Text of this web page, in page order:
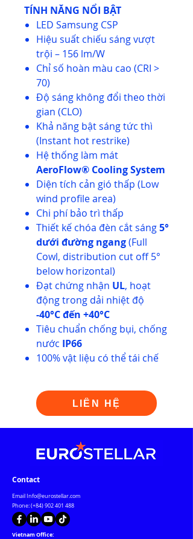
TÍNH NĂNG NỔI BẬT
LED Samsung CSP
Hiệu suất chiếu sáng vượt
trội – 156 lm/W
Chỉ số hoàn màu cao (CRI >
70)
Độ sáng không đổi theo thời
gian (CLO)
Khả năng bật sáng tức thì
(Instant hot restrike)
Hệ thống làm mát
AeroFlow® Cooling System
Diện tích cản gió thấp (Low
wind profile area)
Chi phí bảo trì thấp
Thiết kế chóa đèn cắt sáng5°
dưới đường ngang(Full
Cowl, distribution cut off 5°
below horizontal)
Đạt chứng nhận UL, hoạt
động trong dải nhiệt độ
-40°C đến +40°C
Tiêu chuẩn chống bụi, chống
nước IP66
100% vật liệu có thể tái chế
LIÊN HỆ
Contact
EmailInfo@eurostellar.com
Phone: (+84)902 401 488
Vietnam Office: